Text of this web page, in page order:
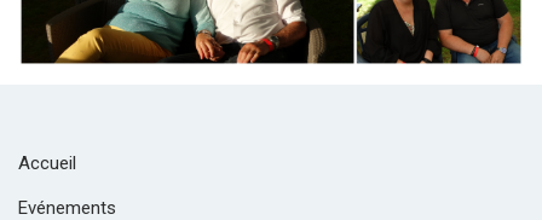
Accueil
Evénements